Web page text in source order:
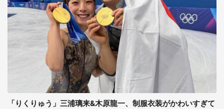
「りくりゅう」三浦璃来&木原龍一、制服衣装がかわいすぎて